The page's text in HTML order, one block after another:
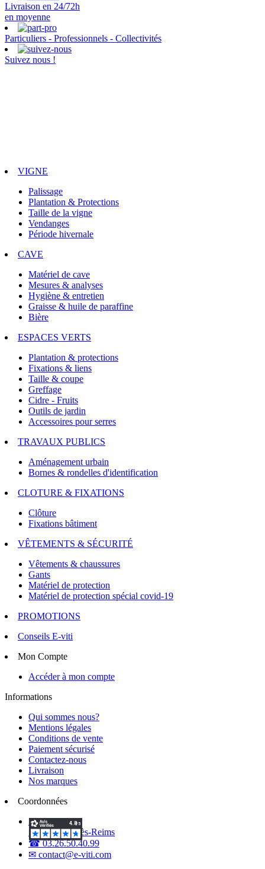
Livraison en 24/72h
en moyenne
Particuliers - Professionnels - Collectivités
Suivez nous !
VIGNE
Palissage
Plantation & Protections
Taille de la vigne
Vendanges
Période hivernale
CAVE
Matériel de cave
Mesures & analyses
Hygiène & entretien
Graisse & huile de paraffine
Bière
ESPACES VERTS
Plantation & protections
Fixations & liens
Taille & coupe
Greffage
Cidre - Fruits
Outils de jardin
Accessoires pour serres
TRAVAUX PUBLICS
Aménagement urbain
Bornes & rondelles d'identification
CLOTURE & FIXATIONS
Clôture
Fixations bâtiment
VÊTEMENTS & SÉCURITÉ
Vêtements & chaussures
Gants
Matériel de protection
Matériel de protection spécial covid-19
PROMOTIONS
Conseils E-viti
Mon Compte
Accéder à mon compte
Informations
Qui sommes nous?
Mentions légales
Conditions de vente
Paiement sécurisé
Contactez-nous
Livraison
Nos marques
Coordonnées
2 Voie d'Isles
51420 Witry-lès-Reims
☎ 03.26.50.40.99
✉ contact@e-viti.com